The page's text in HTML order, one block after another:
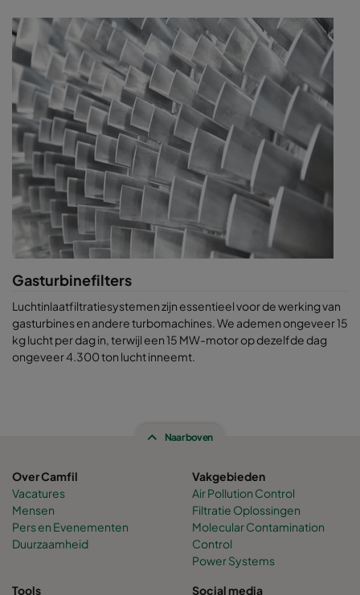
Gasturbinefilters
Luchtinlaatfiltratiesystemen zijn essentieel voor de werking van
gasturbines en andere turbomachines. We ademen ongeveer 15
kg lucht per dag in, terwijl een 15 MW-motor op dezelfde dag
ongeveer 4.300 ton lucht inneemt.
Naar boven
Over Camfil
Vacatures
Mensen
Pers en Evenementen
Duurzaamheid
Vakgebieden
Air Pollution Control
Filtratie Oplossingen
Molecular Contamination
Control
Power Systems
Tools
Social media